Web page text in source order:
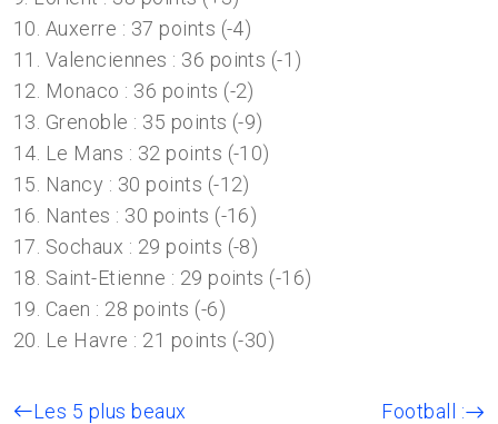
10. Auxerre : 37 points (-4)
11. Valenciennes : 36 points (-1)
12. Monaco : 36 points (-2)
13. Grenoble : 35 points (-9)
14. Le Mans : 32 points (-10)
15. Nancy : 30 points (-12)
16. Nantes : 30 points (-16)
17. Sochaux : 29 points (-8)
18. Saint-Etienne : 29 points (-16)
19. Caen : 28 points (-6)
20. Le Havre : 21 points (-30)
Les 5 plus beaux
Football :